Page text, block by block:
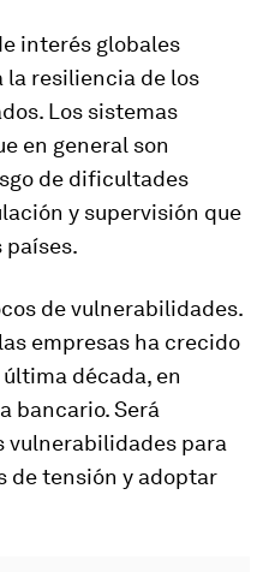
interés globales
la resiliencia de los
Los sistemas
en general son
de dificultades
y supervisión que
países.
de vulnerabilidades.
empresas ha crecido
década, en
bancario. Será
para
de tensión y adoptar